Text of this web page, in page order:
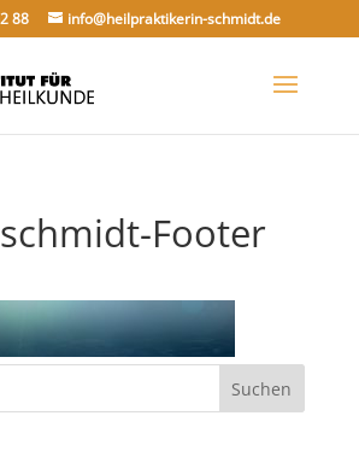
88 info@heilpraktikerin-schmidt.de
Footer